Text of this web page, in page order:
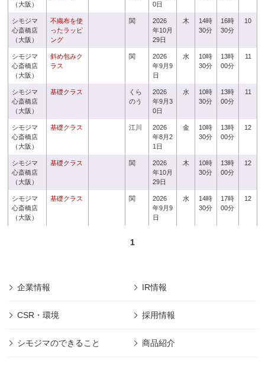
（大阪）
0日
シモジマ
心斎橋店
（大阪）
不織布を使
ったラッピ
ング
関
2026
年10月
29日
木
14時
30分
16時
30分
10
シモジマ
心斎橋店
（大阪）
斜め包みク
ラス
関
2026
年9月9
日
水
10時
30分
13時
00分
11
シモジマ
心斎橋店
（大阪）
基礎クラス
くら
のう
2026
年9月3
0日
水
10時
30分
13時
00分
11
シモジマ
心斎橋店
（大阪）
基礎クラス 江川
2026
年8月2
1日
金
10時
30分
13時
00分
12
シモジマ
心斎橋店
（大阪）
基礎クラス 関
2026
年10月
29日
木
10時
30分
13時
00分
12
シモジマ
心斎橋店
（大阪）
基礎クラス 関
2026
年9月9
日
水
14時
30分
17時
00分
12
1
企業情報 IR情報
CSR・環境 採用情報
シモジマのできること 商品紹介